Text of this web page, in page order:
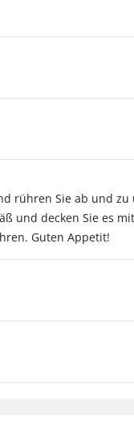
rühren Sie ab und
und decken Sie es
Guten Appetit!